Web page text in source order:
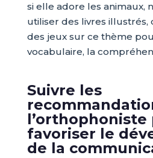
si elle adore les animaux,
utiliser des livres illustrés,
des jeux sur ce thème
vocabulaire, la
Suivre les
l’orthophoniste
favoriser le
de la